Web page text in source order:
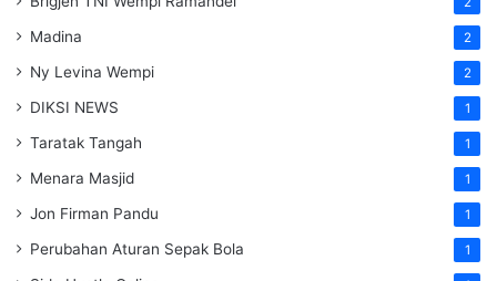
Madina 2
Ny Levina Wempi 2
DIKSI NEWS 1
Taratak Tangah 1
Menara Masjid 1
Jon Firman Pandu 1
Perubahan Aturan Sepak Bola 1